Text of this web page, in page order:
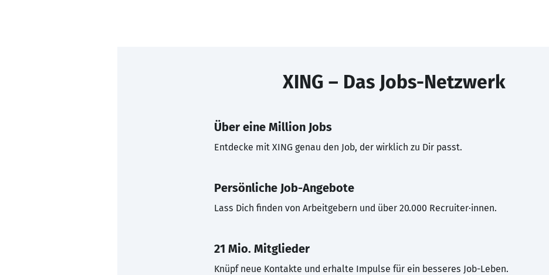
XING – Das Jobs-Netzwerk
Über eine Million Jobs
Entdecke mit XING genau den Job, der wirklich zu Dir passt.
Persönliche Job-Angebote
Lass Dich finden von Arbeitgebern und über 20.000 Recruiter·innen.
21 Mio. Mitglieder
Knüpf neue Kontakte und erhalte Impulse für ein besseres Job-Leben.